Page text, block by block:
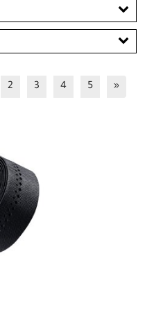
CHF
2 3 4 5
»